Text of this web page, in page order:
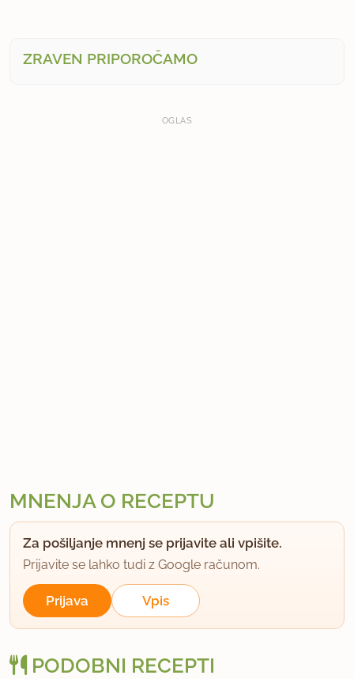
ZRAVEN PRIPOROČAMO
OGLAS
MNENJA O RECEPTU
Za pošiljanje mnenj se prijavite ali vpišite.
Prijavite se lahko tudi z Google računom.
Prijava Vpis
PODOBNI RECEPTI